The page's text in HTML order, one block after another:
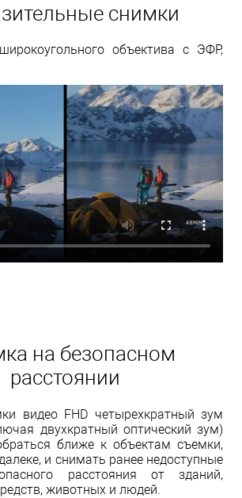
снимки
объектива с ЭФР,
на безопасном
расстоянии
видео FHD четырехкратный зум
двухкратный оптический зум)
ближе к объектам съемки,
и снимать ранее недоступные
расстояния от зданий,
животных и людей.